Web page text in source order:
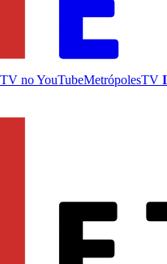
noYouTubeMetrópolesTV